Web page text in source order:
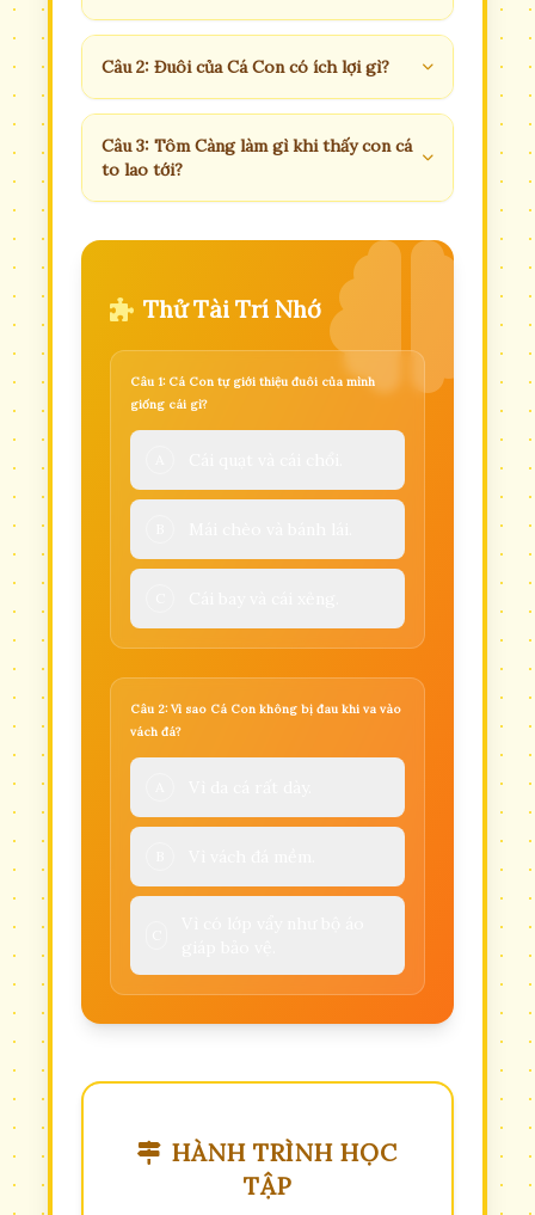
Câu 2: Đuôi của Cá Con có ích lợi gì?
Câu 3: Tôm Càng làm gì khi thấy con cá
to lao tới?
Thử Tài Trí Nhớ
Câu 1: Cá Con tự giới thiệu đuôi của mình
giống cái gì?
Câu 2: Vì sao Cá Con không bị đau khi va vào
vách đá?
HÀNH TRÌNH HỌC
TẬP